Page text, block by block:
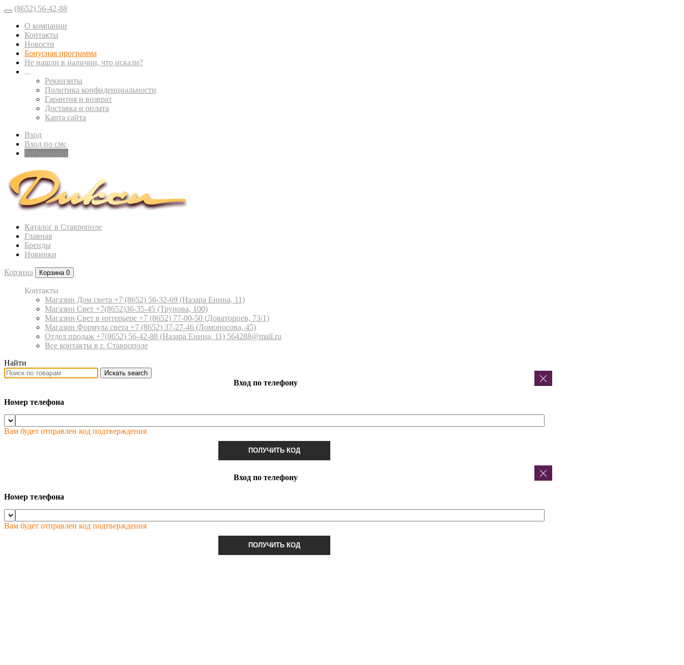
(8652) 56-42-88
О компании
Контакты
Новости
Бонусная программа
Не нашли в наличии, что искали?
...
Реквизиты
Политика конфиденциальности
Гарантия и возврат
Доставка и оплата
Карта сайта
Вход
Вход по смс
Каталог в Ставрополе
Главная
Бренды
Новинки
Корзина Корзина 0
Контакты
Магазин Дом света +7 (8652) 56-32-69 (Назара Енина, 11)
Магазин Свет +7(8652)36-35-45 (Трунова, 100)
Магазин Свет в интерьере +7 (8652) 77-00-50 (Доваторцев, 73/1)
Магазин Формула света +7 (8652) 37-27-46 (Ломоносова, 45)
Отдел продаж +7(8652) 56-42-88 (Назара Енина, 11) 564288@mail.ru
Все контакты в г. Ставрополе
Найти
Искать search
Вход по телефону
Номер телефона
Вам будет отправлен код подтверждения
ПОЛУЧИТЬ КОД
Вход по телефону
Номер телефона
Вам будет отправлен код подтверждения
ПОЛУЧИТЬ КОД